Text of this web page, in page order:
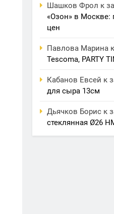
Шашков Фрол к
«Озон» в Москве:
цен
Павлова Марина
Tescoma, PARTY
Кабанов Евсей к
для сыра 13см
Дьячков Борис к
стеклянная Ø26